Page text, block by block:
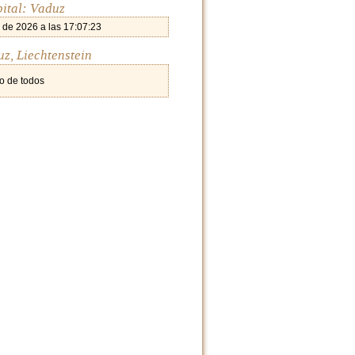
Vaduz
2026 a las 17:07:23
Liechtenstein
de todos